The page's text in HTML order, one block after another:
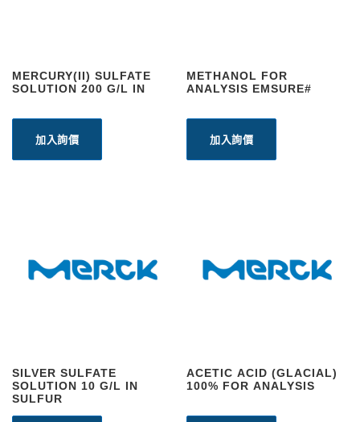
MERCURY(II) SULFATE
SOLUTION 200 G/L IN
加入詢價
METHANOL FOR
ANALYSIS EMSURE#
加入詢價
SILVER SULFATE
SOLUTION 10 G/L IN
SULFUR
ACETIC ACID (GLACIAL)
100% FOR ANALYSIS